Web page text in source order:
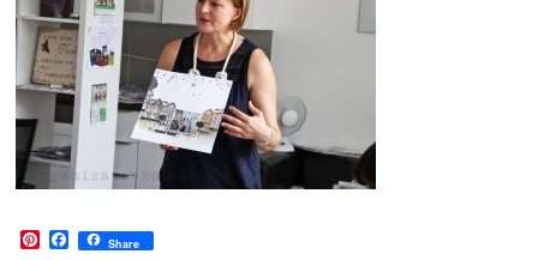
Pinterest
Facebook
Share